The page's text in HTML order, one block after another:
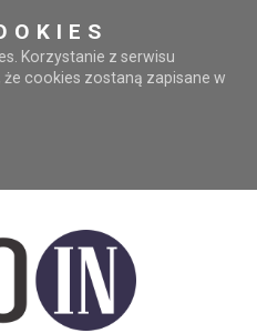
Korzystanie z serwisu
cookies zostaną zapisane w